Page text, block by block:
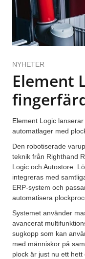
NYHETER
Element
Element Logic
automatlager med
Den robotiserade
teknik från Righthand
Logic och Autostore.
integreras med
ERP-system och
automatisera
Systemet använder
avancerat
sugkopp som kan
med människor på
plock är just nu ett